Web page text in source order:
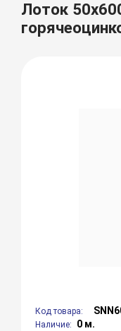
Лоток
Код товара:
Наличие: 0 м.